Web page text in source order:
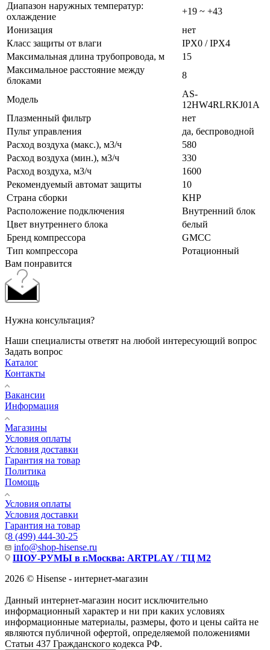
Диапазон наружных температур:
охлаждение
+19 ~ +43
Ионизация
нет
Класс защиты от влаги
IPX0 / IPX4
Максимальная длина трубопровода, м
15
Максимальное расстояние между
блоками
8
Модель
AS-
12HW4RLRKJ01A
Плазменный фильтр
нет
Пульт управления
да, беспроводной
Расход воздуха (макс.), м3/ч
580
Расход воздуха (мин.), м3/ч
330
Расход воздуха, м3/ч
1600
Рекомендуемый автомат защиты
10
Страна сборки
КНР
Расположение подключения
Внутренний блок
Цвет внутреннего блока
белый
Бренд компрессора
GMCC
Тип компрессора
Ротационный
Вам понравится
Нужна консультация?
Наши специалисты ответят на любой интересующий вопрос
Задать вопрос
Каталог
Контакты
Вакансии
Информация
Магазины
Условия оплаты
Условия доставки
Гарантия на товар
Политика
Помощь
Условия оплаты
Условия доставки
Гарантия на товар
8 (499) 444-30-25
info@shop-hisense.ru
ШОУ-РУМЫ в г.Москва: ARTPLAY / ТЦ М2
2026 © Hisense - интернет-магазин
Данный интернет-магазин носит исключительно
информационный характер и ни при каких условиях
информационные материалы, размеры, фото и цены сайта не
являются публичной офертой, определяемой положениями
Статьи 437 Гражданского кодекса РФ.